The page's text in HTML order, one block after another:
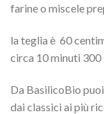
farine o miscele
la teglia è 60
circa 10 minuti 300
Da BasilicoBio
dai classici ai più